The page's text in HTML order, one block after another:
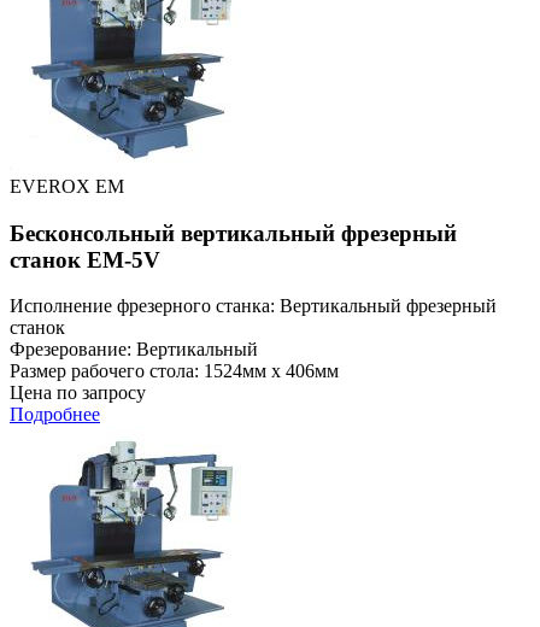
EVEROX EM
Бесконсольный вертикальный фрезерный
станок EM-5V
Исполнение фрезерного станка: Вертикальный фрезерный
станок
Фрезерование: Вертикальный
Размер рабочего стола: 1524мм x 406мм
Цена по запросу
Подробнее